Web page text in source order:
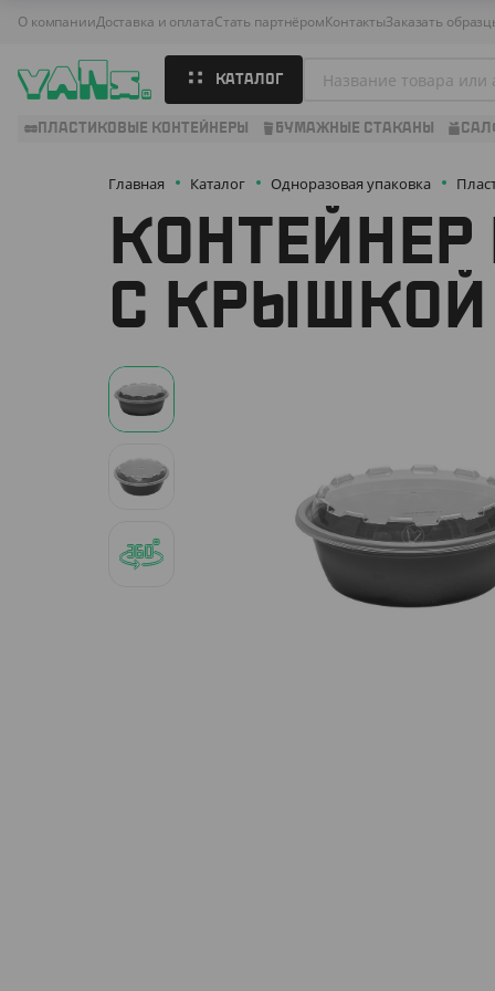
О компанииДоставка и оплатаСтать партнёромКонтактыЗаказать
КАТАЛОГ
ПЛАСТИКОВЫЕ КОНТЕЙНЕРЫ БУМАЖНЫЕ СТАКАНЫ
Главная Каталог Одноразовая упаковка
С КРЫШКОЙ